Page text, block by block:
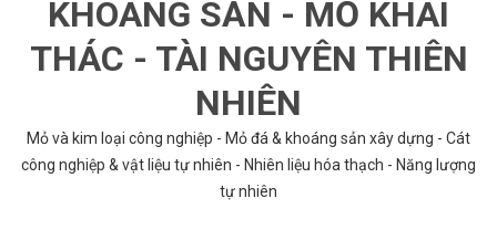
KHOÁNG SẢN - MỎ KHAI
THÁC - TÀI NGUYÊN THIÊN
NHIÊN
Mỏ và kim loại công nghiệp - Mỏ đá & khoáng sản xây dựng - Cát
công nghiệp & vật liệu tự nhiên - Nhiên liệu hóa thạch - Năng lượng
tự nhiên